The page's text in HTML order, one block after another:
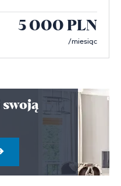
5 000 PLN
/miesiąc